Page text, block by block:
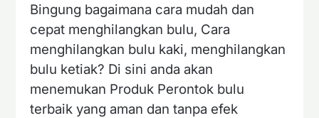
Bingung bagaimana cara mudah dan
cepat menghilangkan bulu, Cara
menghilangkan bulu kaki, menghilangkan
bulu ketiak? Di sini anda akan
menemukan Produk Perontok bulu
terbaik yang aman dan tanpa efek